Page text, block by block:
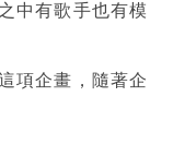
中有歌手也有模
項企畫，隨著企